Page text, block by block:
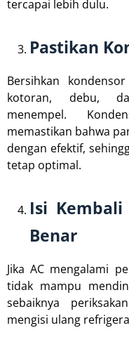
tercapai lebih dulu.
Pastikan
Bersihkan
kotoran, debu,
menempel.
memastikan bahwa
dengan efektif,
tetap optimal.
Isi Kembali
Benar
Jika AC mengalami
tidak mampu
sebaiknya
mengisi ulang